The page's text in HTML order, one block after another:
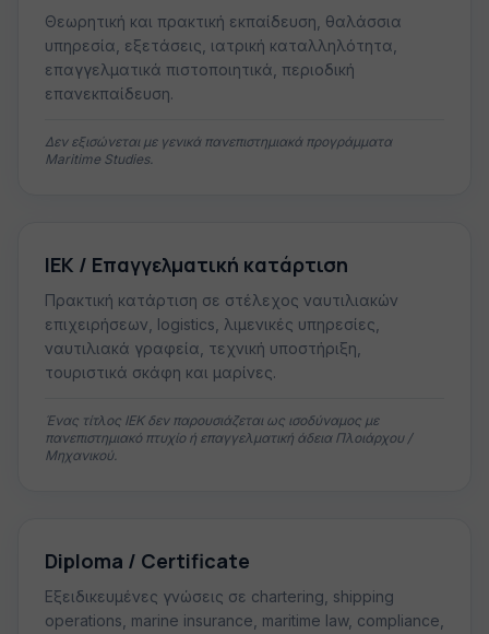
Θεωρητική και πρακτική εκπαίδευση, θαλάσσια
υπηρεσία, εξετάσεις, ιατρική καταλληλότητα,
επαγγελματικά πιστοποιητικά, περιοδική
επανεκπαίδευση.
Δεν εξισώνεται με γενικά πανεπιστημιακά προγράμματα
Maritime Studies.
ΙΕΚ / Επαγγελματική κατάρτιση
Πρακτική κατάρτιση σε στέλεχος ναυτιλιακών
επιχειρήσεων, logistics, λιμενικές υπηρεσίες,
ναυτιλιακά γραφεία, τεχνική υποστήριξη,
τουριστικά σκάφη και μαρίνες.
Ένας τίτλος ΙΕΚ δεν παρουσιάζεται ως ισοδύναμος με
πανεπιστημιακό πτυχίο ή επαγγελματική άδεια Πλοιάρχου /
Μηχανικού.
Diploma / Certificate
Εξειδικευμένες γνώσεις σε chartering, shipping
operations, marine insurance, maritime law, compliance,